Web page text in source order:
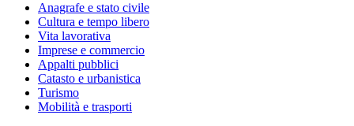
Anagrafe e stato civile
Cultura e tempo libero
Vita lavorativa
Imprese e commercio
Appalti pubblici
Catasto e urbanistica
Turismo
Mobilità e trasporti